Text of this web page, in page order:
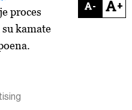
- +
proces
kamate